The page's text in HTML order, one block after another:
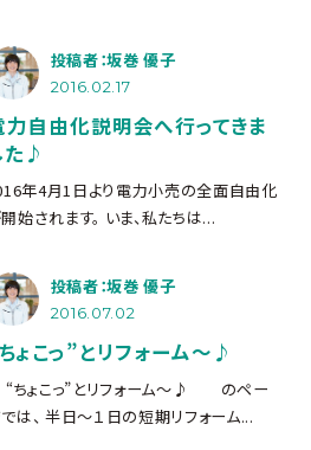
投稿者：坂巻 優子
2016.02.17
力自由化説明会へ行ってきま
た♪
年4月1日より電力小売の全面自由化
始されます。 いま、私たちは...
投稿者：坂巻 優子
2016.07.02
ょこっ”とリフォーム～♪
ちょこっ”とリフォーム～♪ のペー
は、 半日～１日の短期リフォーム...